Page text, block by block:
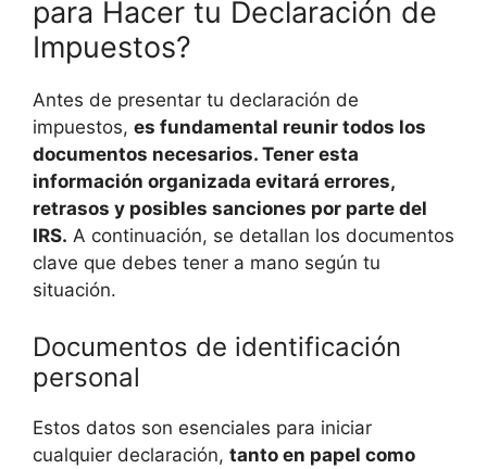
para Hacer tu Declaración de
Impuestos?
Antes de presentar tu declaración de
impuestos, es fundamental reunir todos los
documentos necesarios. Tener esta
información organizada evitará errores,
retrasos y posibles sanciones por parte del
IRS. A continuación, se detallan los documentos
clave que debes tener a mano según tu
situación.
Documentos de identificación
personal
Estos datos son esenciales para iniciar
cualquier declaración, tanto en papel como